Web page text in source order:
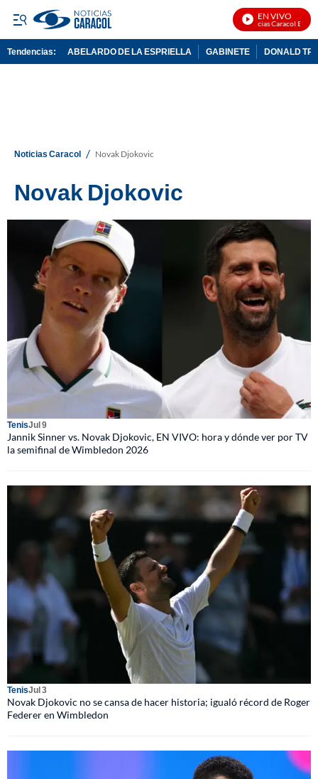
EN VIVO
Noticias Caracol En Vivo
Tendencias: ABELARDO DE LA ESPRIELLA GABINETE DONALD
Noticias Caracol / Novak Djokovic
Novak Djokovic
TenisJul 9
Jannik Sinner vs. Novak Djokovic, EN VIVO: hora y dónde ver por TV
la semifinal de Wimbledon 2026
TenisJul 3
Novak Djokovic no se cansa de hacer historia; igualó récord de Roger
Federer en Wimbledon